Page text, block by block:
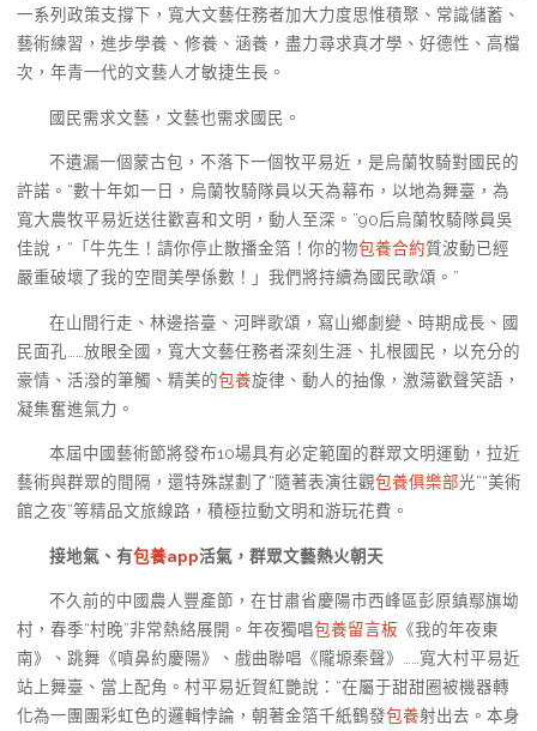
一系列政策支撐下，寬大文藝任務者加大力度思惟積聚、常識儲蓄、
藝術練習，進步學養、修養、涵養，盡力尋求真才學、好德性、高檔
次，年青一代的文藝人才敏捷生長。
國民需求文藝，文藝也需求國民。
不遺漏一個蒙古包，不落下一個牧平易近，是烏蘭牧騎對國民的
許諾。“數十年如一日，烏蘭牧騎隊員以天為幕布，以地為舞臺，為
寬大農牧平易近送往歡喜和文明，動人至深。”90后烏蘭牧騎隊員吳
佳說，“「牛先生！請你停止散播金箔！你的物包養合約質波動已經
嚴重破壞了我的空間美學係數！」我們將持續為國民歌頌。”
在山間行走、林邊搭臺、河畔歌頌，寫山鄉劇變、時期成長、國
民面孔……放眼全國，寬大文藝任務者深刻生涯、扎根國民，以充分的
豪情、活潑的筆觸、精美的包養旋律、動人的抽像，激蕩歡聲笑語，
凝集奮進氣力。
本屆中國藝術節將發布10場具有必定範圍的群眾文明運動，拉近
藝術與群眾的間隔，還特殊謀劃了“隨著表演往觀包養俱樂部光”“美術
館之夜”等精品文旅線路，積極拉動文明和游玩花費。
接地氣、有包養app活氣，群眾文藝熱火朝天
不久前的中國農人豐產節，在甘肅省慶陽市西峰區彭原鎮鄢旗坳
村，春季“村晚”非常熱絡展開。年夜獨唱包養留言板 《我的年夜東
南》、跳舞《噴鼻約慶陽》、戲曲聯唱《隴塬秦聲》……寬大村平易近
站上舞臺、當上配角。村平易近賀紅艷說：“在屬于甜甜圈被機器轉
化為一團團彩虹色的邏輯悖論，朝著金箔千紙鶴發包養射出去。本身